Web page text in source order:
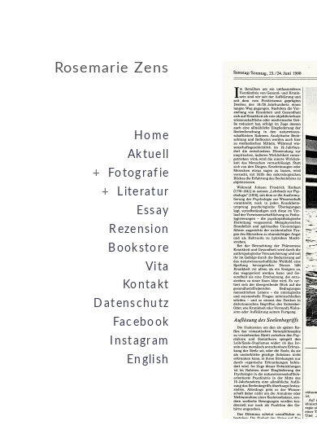
Rosemarie Zens
Home
Aktuell
+ Fotografie
+
Literatur
Essay
Rezension
Bookstore
Vita
Kontakt
Datenschutz
Facebook
Instagram
English